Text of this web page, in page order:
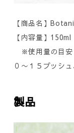
【商品名】
【内容量】150ml
※使用量の目安
０〜１５プッシ
製品